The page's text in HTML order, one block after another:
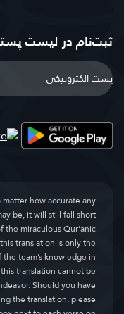
ثبت‌نام در ليست
how accurate any
be, it will still fall short
miraculous Qur’anic
translation is only the
team’s knowledge in
translation cannot be
Should you have
the translation, please